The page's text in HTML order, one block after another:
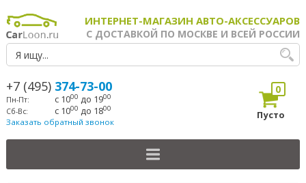
ИНТЕРНЕТ-МАГАЗИН АВТО-АКСЕССУАРОВ
С ДОСТАВКОЙ ПО МОСКВЕ И ВСЕЙ РОССИИ
+7 (495) 374-73-00
Пн-Пт: с 1000 до 1900
Сб-Вс: с 1000 до 1800
Заказать обратный звонок
0
Пусто